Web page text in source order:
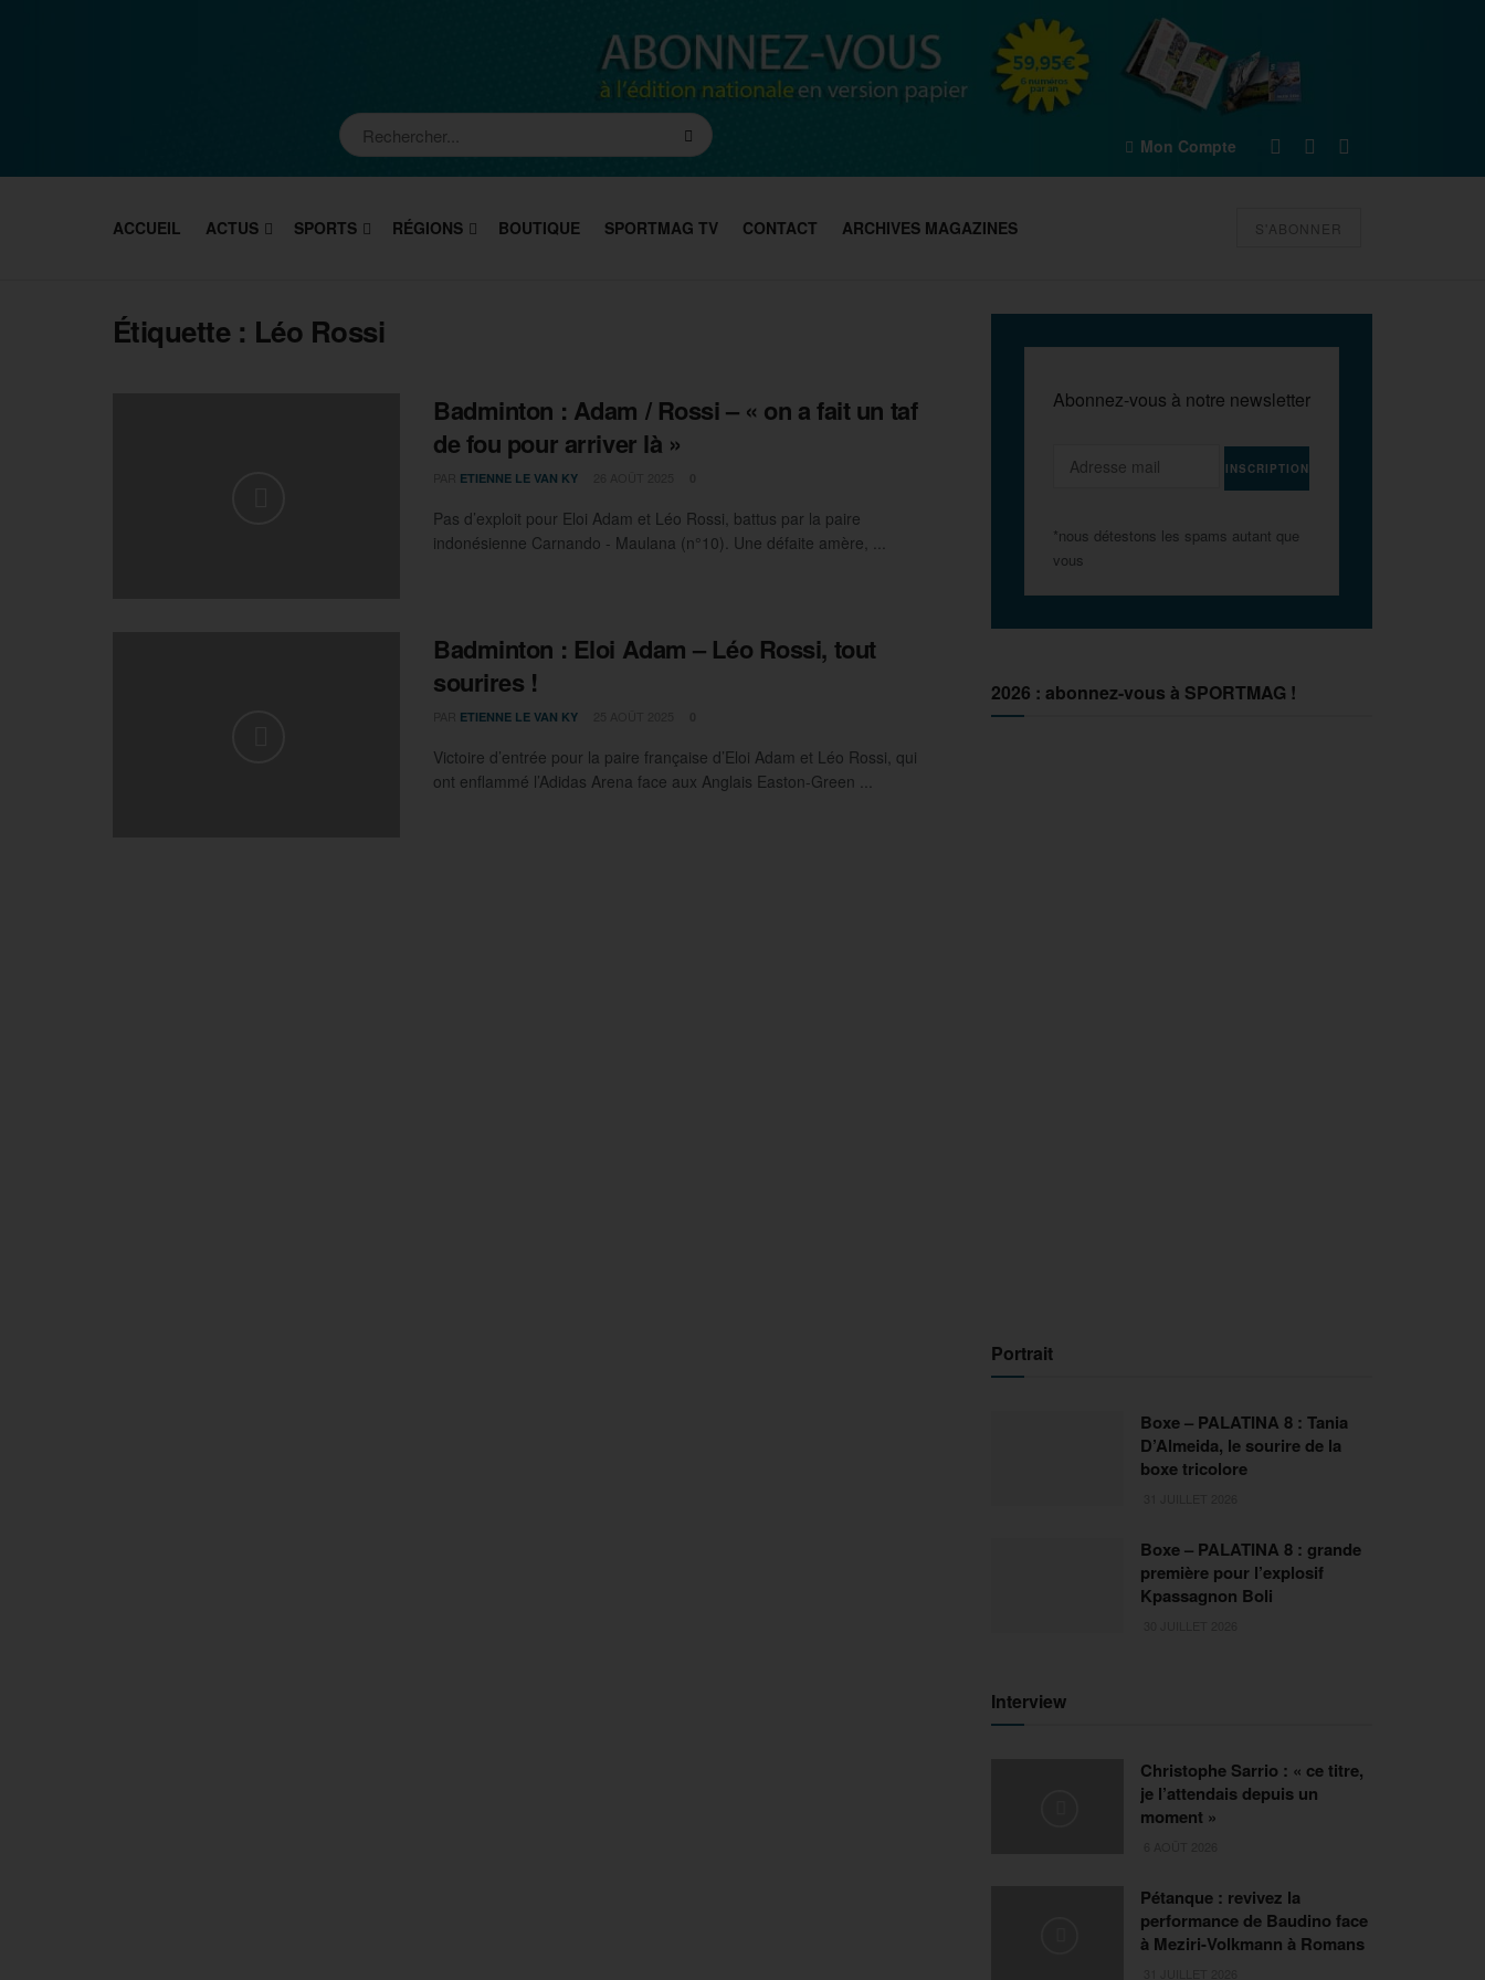
Mon Compte
ACCUEIL ACTUS SPORTS RÉGIONS BOUTIQUE SPORTMAG TV CONTACT ARCHIVES MAGAZINES S'ABONNER
Étiquette : Léo Rossi
Badminton : Adam / Rossi – « on a fait un taf
de fou pour arriver là »
ETIENNE LE VAN KY
Pas d’exploit pour Eloi Adam et Léo Rossi, battus par la paire
indonésienne Carnando - Maulana (n°10). Une défaite amère, ...
Badminton : Eloi Adam – Léo Rossi, tout
sourires !
ETIENNE LE VAN KY
Victoire d’entrée pour la paire française d’Eloi Adam et Léo Rossi, qui
ont enflammé l’Adidas Arena face aux Anglais Easton-Green ...
Abonnez-vous à notre newsletter
*nous détestons les spams autant que
vous
2026 : abonnez-vous à SPORTMAG !
Portrait
Boxe – PALATINA 8 : Tania
D’Almeida, le sourire de la
boxe tricolore
Boxe – PALATINA 8 : grande
première pour l’explosif
Kpassagnon Boli
Interview
Christophe Sarrio : « ce titre,
je l’attendais depuis un
moment »
Pétanque : revivez la
performance de Baudino face
à Meziri-Volkmann à Romans